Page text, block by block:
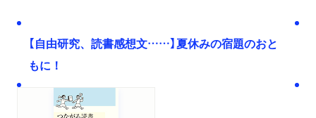
【自由研究、読書感想文……】夏休みの宿題のおと
もに！